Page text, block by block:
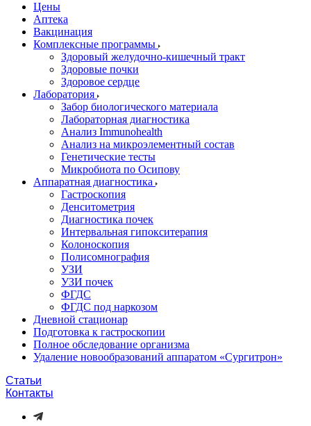
Цены
Аптека
Вакцинация
Комплексные программы
Здоровый желудочно-кишечный тракт
Здоровые почки
Здоровое сердце
Лаборатория
Забор биологического материала
Лабораторная диагностика
Анализ Immunohealth
Анализ на микроэлементный состав
Генетические тесты
Микробиота по Осипову
Аппаратная диагностика
Гастроскопия
Денситометрия
Диагностика почек
Интервальная гипокситерапия
Колоноскопия
Полисомнография
УЗИ
УЗИ почек
ФГДС
ФГДС под наркозом
Дневной стационар
Подготовка к гастроскопии
Полное обследование организма
Удаление новообразований аппаратом «Сургитрон»‎
Статьи
Контакты